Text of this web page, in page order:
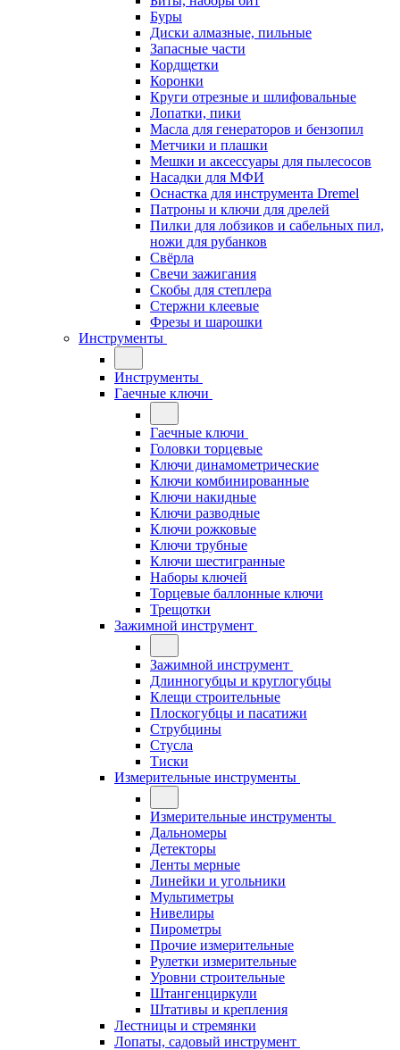
Буры
Диски алмазные, пильные
Запасные части
Кордщетки
Коронки
Круги отрезные и шлифовальные
Лопатки, пики
Масла для генераторов и бензопил
Метчики и плашки
Мешки и аксессуары для пылесосов
Насадки для МФИ
Оснастка для инструмента Dremel
Патроны и ключи для дрелей
Пилки для лобзиков и сабельных пил,
ножи для рубанков
Свёрла
Свечи зажигания
Скобы для степлера
Стержни клеевые
Фрезы и шарошки
Инструменты
Инструменты
Гаечные ключи
Гаечные ключи
Головки торцевые
Ключи динамометрические
Ключи комбинированные
Ключи накидные
Ключи разводные
Ключи рожковые
Ключи трубные
Ключи шестигранные
Наборы ключей
Торцевые баллонные ключи
Трещотки
Зажимной инструмент
Зажимной инструмент
Длинногубцы и круглогубцы
Клещи строительные
Плоскогубцы и пасатижи
Струбцины
Стусла
Тиски
Измерительные инструменты
Измерительные инструменты
Дальномеры
Детекторы
Ленты мерные
Линейки и угольники
Мультиметры
Нивелиры
Пирометры
Прочие измерительные
Рулетки измерительные
Уровни строительные
Штангенциркули
Штативы и крепления
Лестницы и стремянки
Лопаты, садовый инструмент